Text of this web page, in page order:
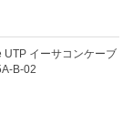
UTP イーサコンケーブ
B-02